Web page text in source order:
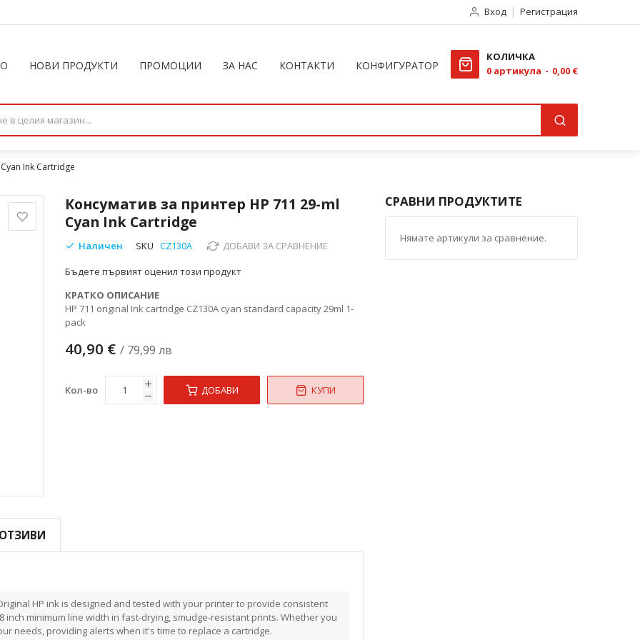
Вход Регистрация
НОВИ ПРОДУКТИ ПРОМОЦИИ ЗА НАС КОНТАКТИ КОНФИГУРАТОР
КОЛИЧКА
0 артикула 0,00 €
Ink Cartridge
Консуматив за принтер HP 711 29-ml
Cyan Ink Cartridge
Наличен SKU CZ130A ДОБАВИ ЗА СРАВНЕНИЕ
Бъдете първият оценил този продукт
КРАТКО ОПИСАНИЕ
HP 711 original Ink cartridge CZ130A cyan standard capacity 29ml 1-
pack
40,90 € / 79,99 лв
Кол-во ДОБАВИ КУПИ
ОТЗИВИ
HP ink is designed and tested with your printer to provide consistent
inch minimum line width in fast-drying, smudge-resistant prints. Whether you
needs, providing alerts when it's time to replace a cartridge.
СРАВНИ ПРОДУКТИТЕ
Нямате артикули за сравнение.